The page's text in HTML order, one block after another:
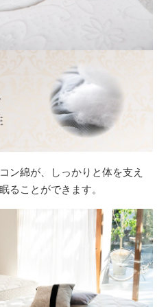
ン綿が、しっかりと体を支え
ることができます。